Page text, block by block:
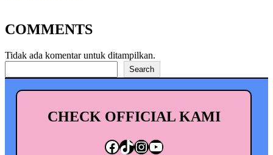
COMMENTS
Tidak ada komentar untuk ditampilkan.
Search
CHECK OFFICIAL KAMI
Facebook TikTok InstagramYouTube